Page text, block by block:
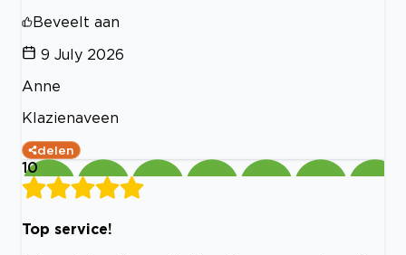
Beveelt aan
9 July 2026
Anne
Klazienaveen
delen
10
Top service!